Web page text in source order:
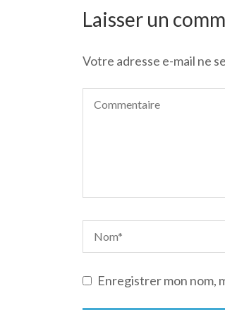
l’article
Laisser un
Votre adresse e-mail ne
Enregistrer mon nom,